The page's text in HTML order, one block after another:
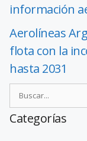
información
Aerolíneas
flota con la
hasta 2031
Categorías